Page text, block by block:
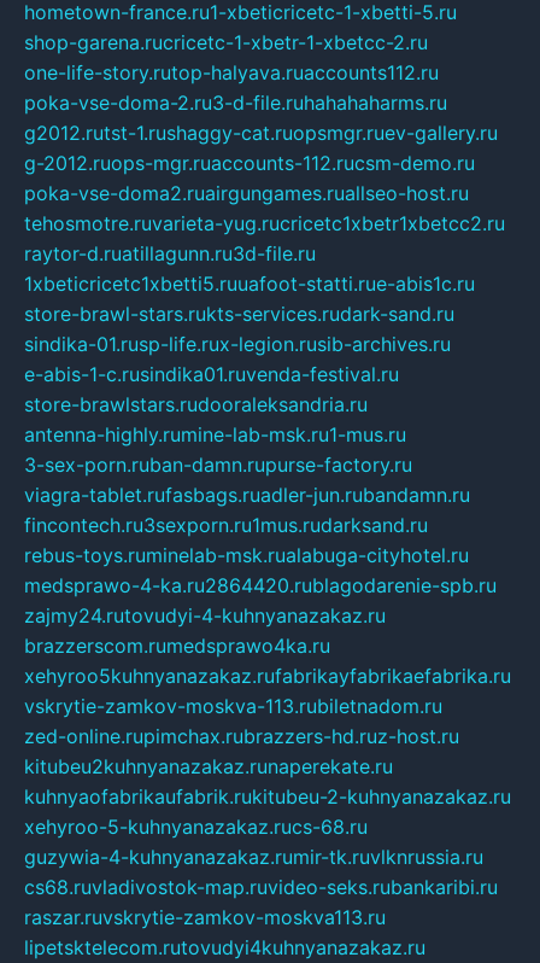
hometown-france.ru1-xbeticricetc-1-xbetti-5.ru
shop-garena.rucricetc-1-xbetr-1-xbetcc-2.ru
one-life-story.rutop-halyava.ruaccounts112.ru
poka-vse-doma-2.ru3-d-file.ruhahahaharms.ru
g2012.rutst-1.rushaggy-cat.ruopsmgr.ruev-gallery.ru
g-2012.ruops-mgr.ruaccounts-112.rucsm-demo.ru
poka-vse-doma2.ruairgungames.ruallseo-host.ru
tehosmotre.ruvarieta-yug.rucricetc1xbetr1xbetcc2.ru
raytor-d.ruatillagunn.ru3d-file.ru
1xbeticricetc1xbetti5.ruuafoot-statti.rue-abis1c.ru
store-brawl-stars.rukts-services.rudark-sand.ru
sindika-01.rusp-life.rux-legion.rusib-archives.ru
e-abis-1-c.rusindika01.ruvenda-festival.ru
store-brawlstars.rudooraleksandria.ru
antenna-highly.rumine-lab-msk.ru1-mus.ru
3-sex-porn.ruban-damn.rupurse-factory.ru
viagra-tablet.rufasbags.ruadler-jun.rubandamn.ru
fincontech.ru3sexporn.ru1mus.rudarksand.ru
rebus-toys.ruminelab-msk.rualabuga-cityhotel.ru
medsprawo-4-ka.ru2864420.rublagodarenie-spb.ru
zajmy24.rutovudyi-4-kuhnyanazakaz.ru
brazzerscom.rumedsprawo4ka.ru
xehyroo5kuhnyanazakaz.rufabrikayfabrikaefabrika.ru
vskrytie-zamkov-moskva-113.rubiletnadom.ru
zed-online.rupimchax.rubrazzers-hd.ruz-host.ru
kitubeu2kuhnyanazakaz.runaperekate.ru
kuhnyaofabrikaufabrik.rukitubeu-2-kuhnyanazakaz.ru
xehyroo-5-kuhnyanazakaz.rucs-68.ru
guzywia-4-kuhnyanazakaz.rumir-tk.ruvlknrussia.ru
cs68.ruvladivostok-map.ruvideo-seks.rubankaribi.ru
raszar.ruvskrytie-zamkov-moskva113.ru
lipetsktelecom.rutovudyi4kuhnyanazakaz.ru